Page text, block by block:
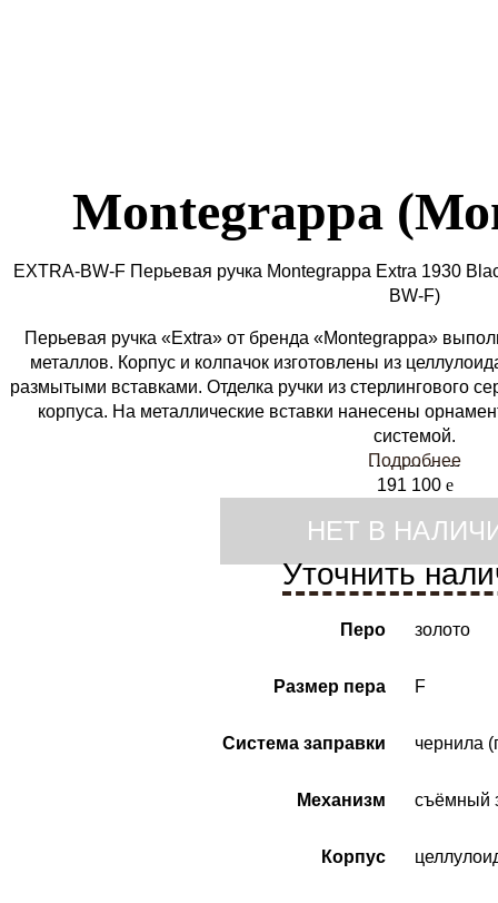
Montegrappa
EXTRA-BW-F Перьевая ручка Montegrappa Extra 1930
BW-F)
Перьевая ручка «Extra» от бренда «Montegrappa»
металлов. Корпус и колпачок изготовлены из
размытыми вставками. Отделка ручки из стерлингового
корпуса. На металлические вставки нанесены
системой.
Подробнее
191 100 e
НЕТ В
Уточнить
Перо золото
Размер пера F
Система заправки чернила
Механизм съёмный
Корпус